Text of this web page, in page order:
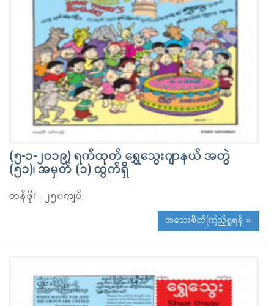
(၅-၁-၂၀၁၉) ရက်ထုတ် ရွှေသွေးဂျာနယ် အတွဲ
(၅၁)၊ အမှတ် (၁) ထွက်ရှိ
တန်ဖိုး - ၂၅၀ကျပ်
အသေးစိတ်ကြည့်ရှုရန် »